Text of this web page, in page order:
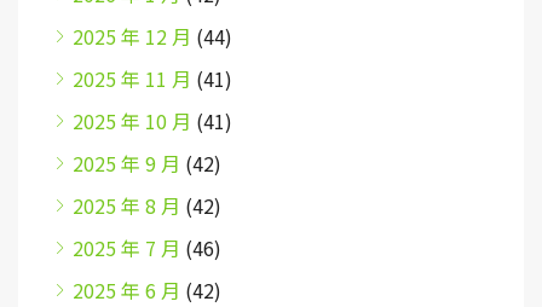
2025 年 12 月 (44)
2025 年 11 月 (41)
2025 年 10 月 (41)
2025 年 9 月 (42)
2025 年 8 月 (42)
2025 年 7 月 (46)
2025 年 6 月 (42)